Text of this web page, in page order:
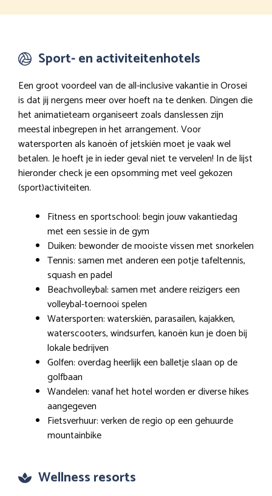
Sport- en activiteitenhotels
Een groot voordeel van de all-inclusive vakantie in Orosei
is dat jij nergens meer over hoeft na te denken. Dingen die
het animatieteam organiseert zoals danslessen zijn
meestal inbegrepen in het arrangement. Voor
watersporten als kanoën of jetskiën moet je vaak wel
betalen. Je hoeft je in ieder geval niet te vervelen! In de lijst
hieronder check je een opsomming met veel gekozen
(sport)activiteiten.
Fitness en sportschool: begin jouw vakantiedag
met een sessie in de gym
Duiken: bewonder de mooiste vissen met snorkelen
Tennis: samen met anderen een potje tafeltennis,
squash en padel
Beachvolleybal: samen met andere reizigers een
volleybal-toernooi spelen
Watersporten: waterskiën, parasailen, kajakken,
waterscooters, windsurfen, kanoën kun je doen bij
lokale bedrijven
Golfen: overdag heerlijk een balletje slaan op de
golfbaan
Wandelen: vanaf het hotel worden er diverse hikes
aangegeven
Fietsverhuur: verken de regio op een gehuurde
mountainbike
Wellness resorts